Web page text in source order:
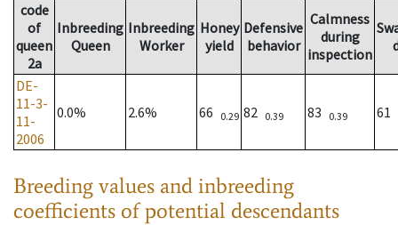
code
of
queen
2a
Inbreeding
Queen
Inbreeding
Worker
Honey
yield
Defensive
behavior
Calmness
during
inspection
DE-
11-3-
11-
2006
0.0% 2.6% 66 0.29 82 0.39 83 0.39 61
Breeding values and inbreeding
coefficients of potential descendants